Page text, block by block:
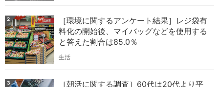
2
［環境に関するアンケート結果］レジ袋有
料化の開始後、マイバッグなどを使用する
と答えた割合は85.0％
生活
3
［朝活に関する調査］60代は20代より平